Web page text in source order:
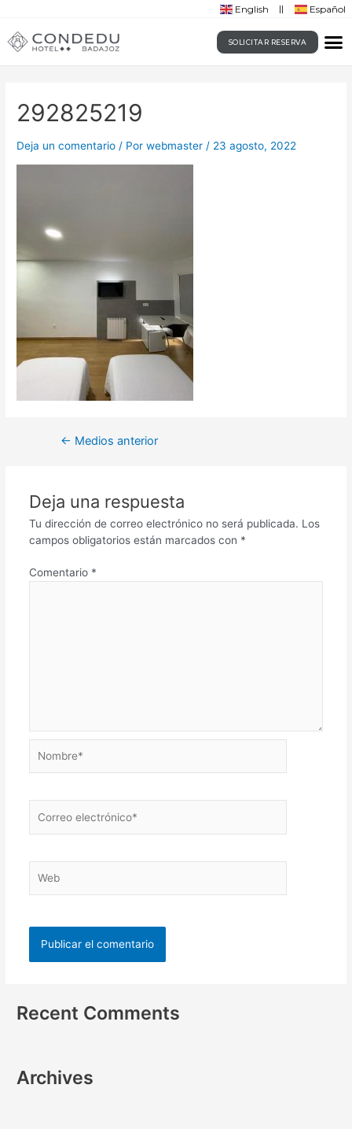
English Español
SOLICITAR RESERVA
292825219
Deja un comentario / Porwebmaster / 23 agosto, 2022
← Medios anterior
Deja una respuesta
Tu dirección de correo electrónico no será publicada. Los
campos obligatorios están marcados con *
Comentario *
Recent Comments
Archives